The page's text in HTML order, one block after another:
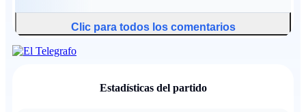
Clic para todos los comentarios
Estadísticas del partido